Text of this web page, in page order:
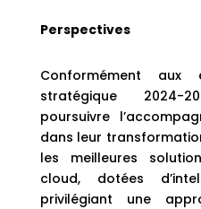
Perspectives
Conformément
stratégique 2024-
poursuivre
dans leur
les meilleures
cloud, dotées
privilégiant une